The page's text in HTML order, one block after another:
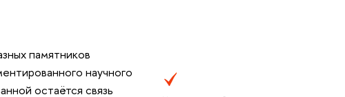
памятников
научного
остаётся связь